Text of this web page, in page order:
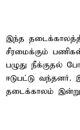
இந்த
சீரமைக்கும்
பழுது நீக்குதல்
ஈடுபட்டு வந்தனர்.
தடைக்காலம்